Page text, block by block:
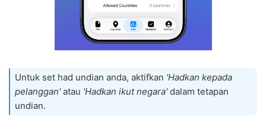
Untuk set had undian anda, aktifkan 'Hadkan kepada
pelanggan'atau 'Hadkan ikut negara'dalam tetapan
undian.